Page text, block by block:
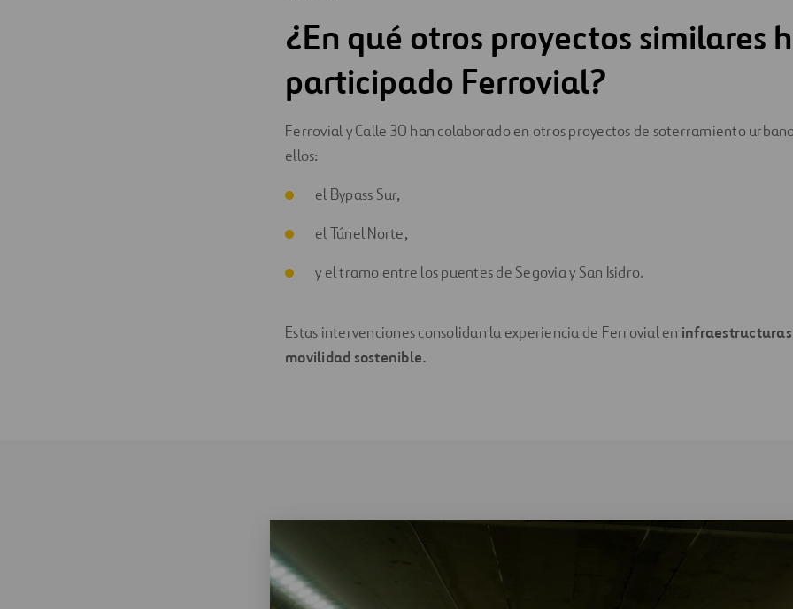
¿En qué otros proyectos similares
participado Ferrovial?
Ferrovial y Calle 30 han colaborado en otros proyectos de soterramiento
ellos:
el Bypass Sur,
el Túnel Norte,
y el tramo entre los puentes de Segovia y San Isidro.
Estas intervenciones consolidan la experiencia de Ferrovial en
movilidad sostenible.